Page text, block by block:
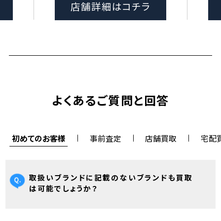
店舗詳細はコチラ
よくあるご質問と回答
初めてのお客様 事前査定 店舗買取 宅配
取扱いブランドに記載のないブランドも買取
は可能でしょうか？